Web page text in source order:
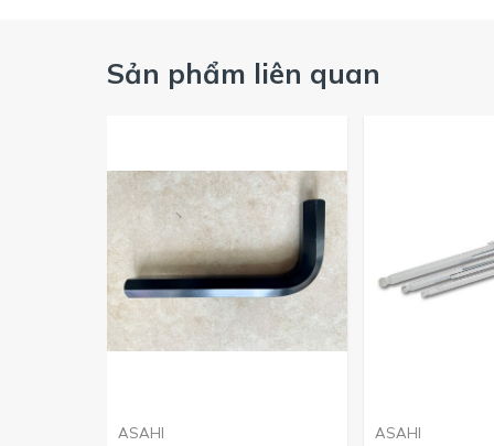
Mua lục giác ASAHI chính hãng ở đâu ?
Công ty ASAHI hiện đang là nhà phân phối sản
cam kết sản phẩm chính hãng, giá cạnh tranh nhất thị
Quý khách có nhu cầu vui lòng liên hệ Hotline
Sản phẩm liên quan
ASAHI ASAHI